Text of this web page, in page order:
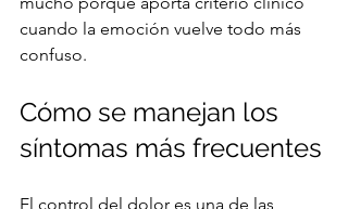
cuando la emoción vuelve todo más
confuso.
Cómo se manejan los
síntomas más frecuentes
El control del dolor es una de las